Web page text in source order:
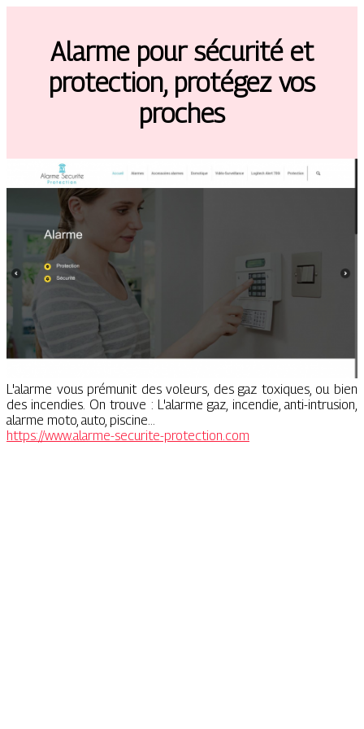
Alarme pour sécurité et
protection, protégez vos
proches
L'alarme vous prémunit des voleurs, des gaz toxiques, ou bien
des incendies. On trouve : L'alarme gaz, incendie, anti-intrusion,
alarme moto, auto, piscine...
https://www.alarme-securite-protection.com